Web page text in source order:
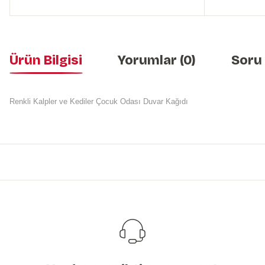
Ürün Bilgisi Yorumlar (0) Soru
Renkli Kalpler ve Kediler Çocuk Odası Duvar Kağıdı
Bu ürüne benzer farklı alternatifler olmalı.